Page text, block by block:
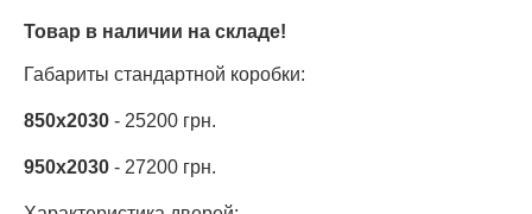
Товар в наличии на складе!
Габариты стандартной коробки:
850х2030 - 25200 грн.
950х2030 - 27200 грн.